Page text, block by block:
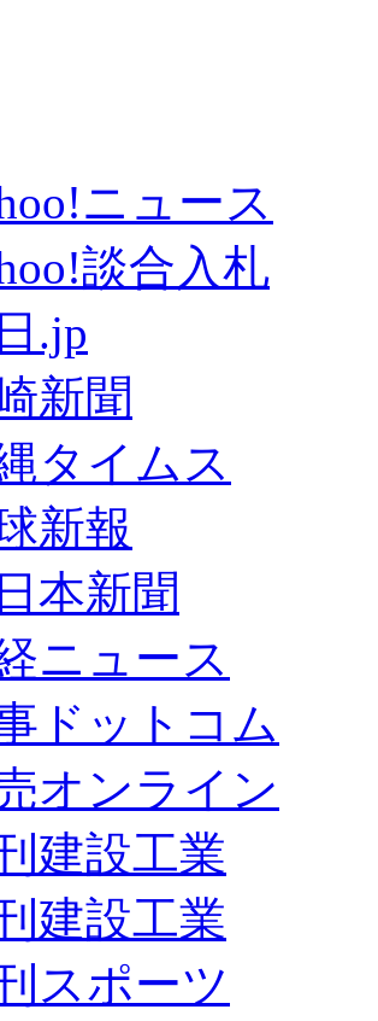
ニュース
談合入札
.jp
新聞
タイムス
新報
本新聞
ニュース
ドットコム
オンライン
建設工業
建設工業
スポーツ